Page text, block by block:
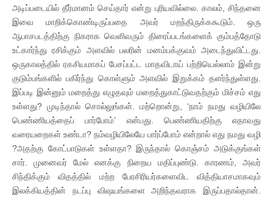
அடிப்படையில் தீர்மானம் செய்தார் என்று புரியவில்லை. காலம், சிந்தனை
இவை மாறிக்கொண்டிருப்பதை அவர் மறந்திருக்ககூடும். ஒரு
ஆபாசபடத்திற்கு நிகராக வெளிவரும் திரைப்படங்களைக் கும்பத்தோடு
உட்கார்ந்து ரசிக்கும் அளவில் பலரின் மனம்பக்குவம் அடைந்துவிட்டது.
ஒருகாலத்தில் ரகசியமாகப் பேசப்பட்ட மாதவிடாய் பற்றியெல்லாம் இன்று
குடும்பங்களில் பகிர்ந்து கொள்ளும் அளவில் இறுக்கம் தளர்ந்துள்ளது.
இப்படி இன்னும் மறைத்து எழுதவும் மறைத்துகாட்டுவதற்கும் மிச்சம் எது
உள்ளது? முடிந்தால் சொல்லுங்கள். மற்றொன்று, ‘நாம் நமது வழியிலே
பெண்ணியத்தைப் பார்போம்’ என்பது. பெண்ணியதிற்கு எதாவது
வரையறைகள் உண்டா? நம்வழியிலேயே பார்ப்போம் என்றால் எது நமது வழி
?அதற்கு கோட்பாடுகள் உள்ளதா? இருந்தால் கொஞ்சம் அடுக்குங்கள்
சார். முனைவர் மேல் எனக்கு நிறைய மதிப்புண்டு. காரணம், அவர்
சிந்திக்கும் விதத்தில் மற்ற பேரசிரியர்களைவிட வித்தியாசமாகவும்
இலக்கியத்தின் நடப்பு விஷயங்களை அறிந்தவராக இருப்பதால்தான்.